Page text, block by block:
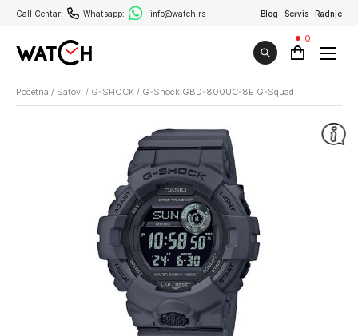
Call Centar: Whatsapp: info@watch.rs Blog Servis Radnje
0
Početna / Satovi / G-SHOCK / G-Shock GBD-800UC-8E G-Squad